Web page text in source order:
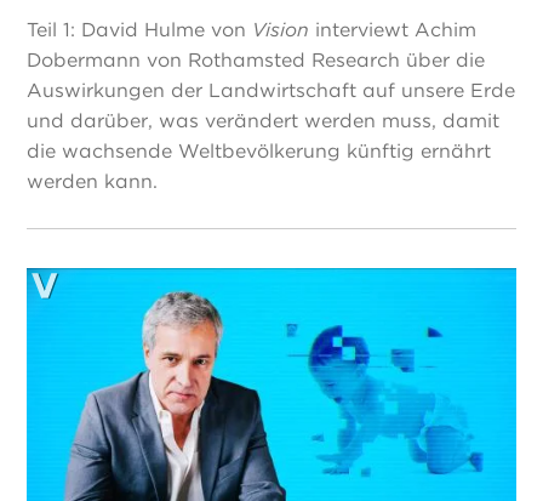
Teil 1: David Hulme von Vision interviewt Achim
Dobermann von Rothamsted Research über die
Auswirkungen der Landwirtschaft auf unsere Erde
und darüber, was verändert werden muss, damit
die wachsende Weltbevölkerung künftig ernährt
werden kann.